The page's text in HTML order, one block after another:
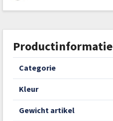
Productinformatie
categorie
kleur
gewicht artikel